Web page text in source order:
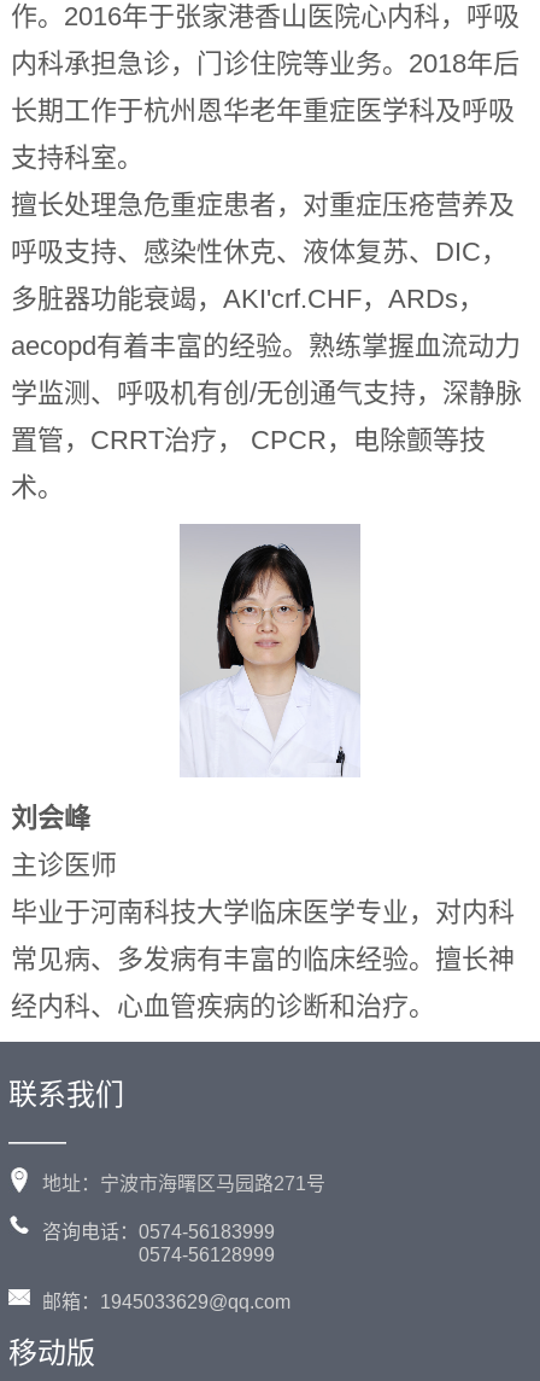
作。2016年于张家港香山医院心内科，呼吸
内科承担急诊，门诊住院等业务。2018年后
长期工作于杭州恩华老年重症医学科及呼吸
支持科室。
擅长处理急危重症患者，对重症压疮营养及
呼吸支持、感染性休克、液体复苏、DIC，
多脏器功能衰竭，AKI'crf.CHF，ARDs，
aecopd有着丰富的经验。熟练掌握血流动力
学监测、呼吸机有创/无创通气支持，深静脉
置管，CRRT治疗， CPCR，电除颤等技
术。
刘会峰
主诊医师
毕业于河南科技大学临床医学专业，对内科
常见病、多发病有丰富的临床经验。擅长神
经内科、心血管疾病的诊断和治疗。
联系我们
——
地址：宁波市海曙区马园路271号
咨询电话：0574-56183999
0574-56128999
邮箱：1945033629@qq.com
移动版